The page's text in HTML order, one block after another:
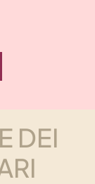
DEI